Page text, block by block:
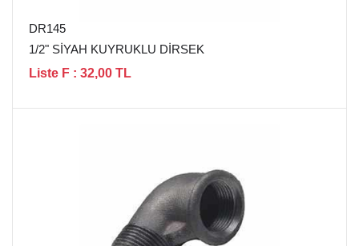
DR145
1/2" SİYAH KUYRUKLU DİRSEK
Liste F : 32,00 TL